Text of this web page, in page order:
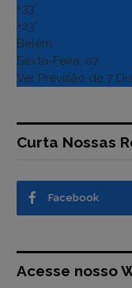
+33°
+23°
Belém
Sexta-Feira, 07
Ver Previsão de 7
Curta Nossas
Facebook
Acesse nosso